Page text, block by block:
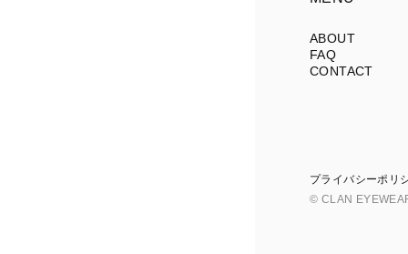
ABOUT
FAQ
CONTACT
プライバシーポリ
© CLAN